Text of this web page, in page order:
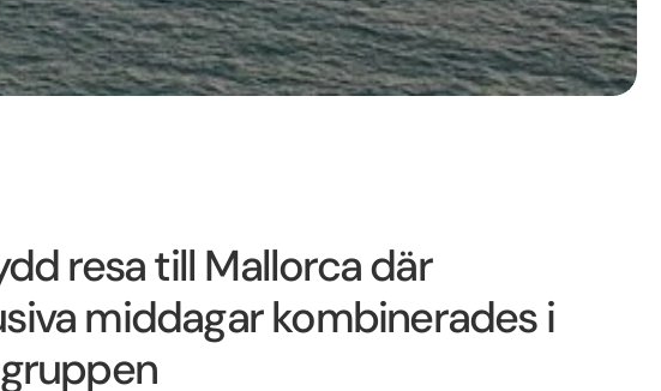
resa till Mallorca där
middagar kombinerades i